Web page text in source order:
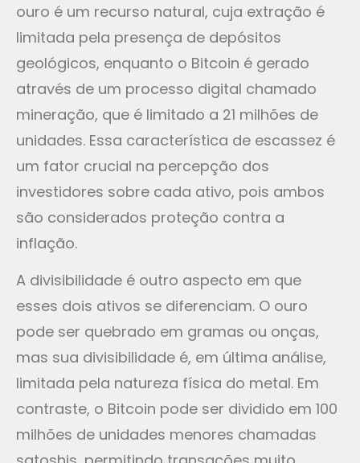
ouro é um recurso natural, cuja extração é
limitada pela presença de depósitos
geológicos, enquanto o Bitcoin é gerado
através de um processo digital chamado
mineração, que é limitado a 21 milhões de
unidades. Essa característica de escassez é
um fator crucial na percepção dos
investidores sobre cada ativo, pois ambos
são considerados proteção contra a
inflação.
A divisibilidade é outro aspecto em que
esses dois ativos se diferenciam. O ouro
pode ser quebrado em gramas ou onças,
mas sua divisibilidade é, em última análise,
limitada pela natureza física do metal. Em
contraste, o Bitcoin pode ser dividido em 100
milhões de unidades menores chamadas